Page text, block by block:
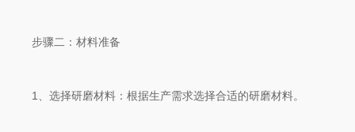
步骤二：材料准备
1、选择研磨材料：根据生产需求选择合适的研磨材料。